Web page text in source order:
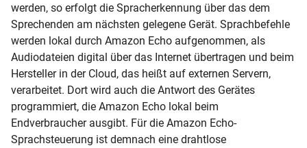
werden, so erfolgt die Spracherkennung über das dem
Sprechenden am nächsten gelegene Gerät. Sprachbefehle
werden lokal durch Amazon Echo aufgenommen, als
Audiodateien digital über das Internet übertragen und beim
Hersteller in der Cloud, das heißt auf externen Servern,
verarbeitet. Dort wird auch die Antwort des Gerätes
programmiert, die Amazon Echo lokal beim
Endverbraucher ausgibt. Für die Amazon Echo-
Sprachsteuerung ist demnach eine drahtlose